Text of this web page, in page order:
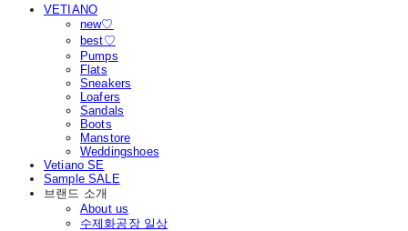
VETIANO
new♡
best♡
Pumps
Flats
Sneakers
Loafers
Sandals
Boots
Manstore
Weddingshoes
Vetiano SE
Sample SALE
브랜드 소개
About us
수제화공장 일상